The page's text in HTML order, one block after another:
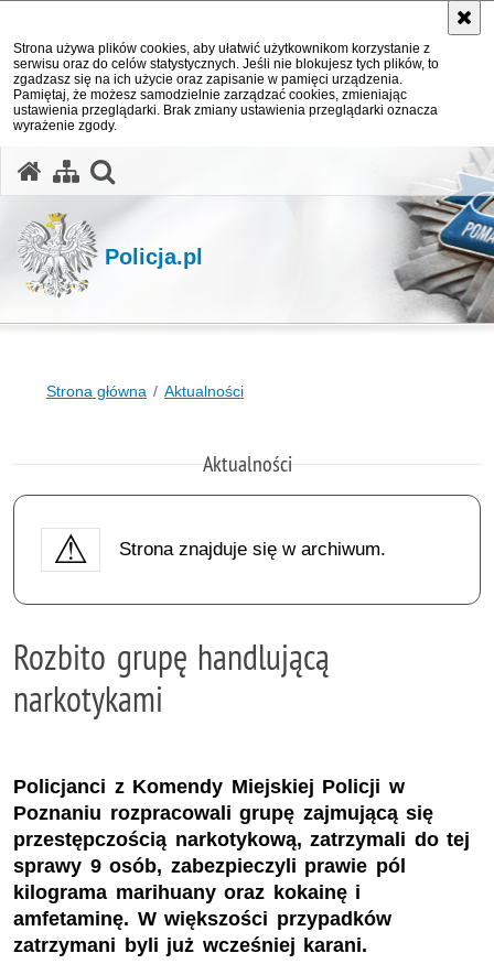
Strona używa plików cookies, aby ułatwić użytkownikom korzystanie z
serwisu oraz do celów statystycznych. Jeśli nie blokujesz tych plików, to
zgadzasz się na ich użycie oraz zapisanie w pamięci urządzenia.
Pamiętaj, że możesz samodzielnie zarządzać cookies, zmieniając
ustawienia przeglądarki. Brak zmiany ustawienia przeglądarki oznacza
wyrażenie zgody.
Policja.pl
Strona główna Aktualności
Aktualności
Strona znajduje się w archiwum.
Rozbito grupę handlującą
narkotykami
Policjanci z Komendy Miejskiej Policji w
Poznaniu rozpracowali grupę zajmującą się
przestępczością narkotykową, zatrzymali do tej
sprawy 9 osób, zabezpieczyli prawie pól
kilograma marihuany oraz kokainę i
amfetaminę. W większości przypadków
zatrzymani byli już wcześniej karani.